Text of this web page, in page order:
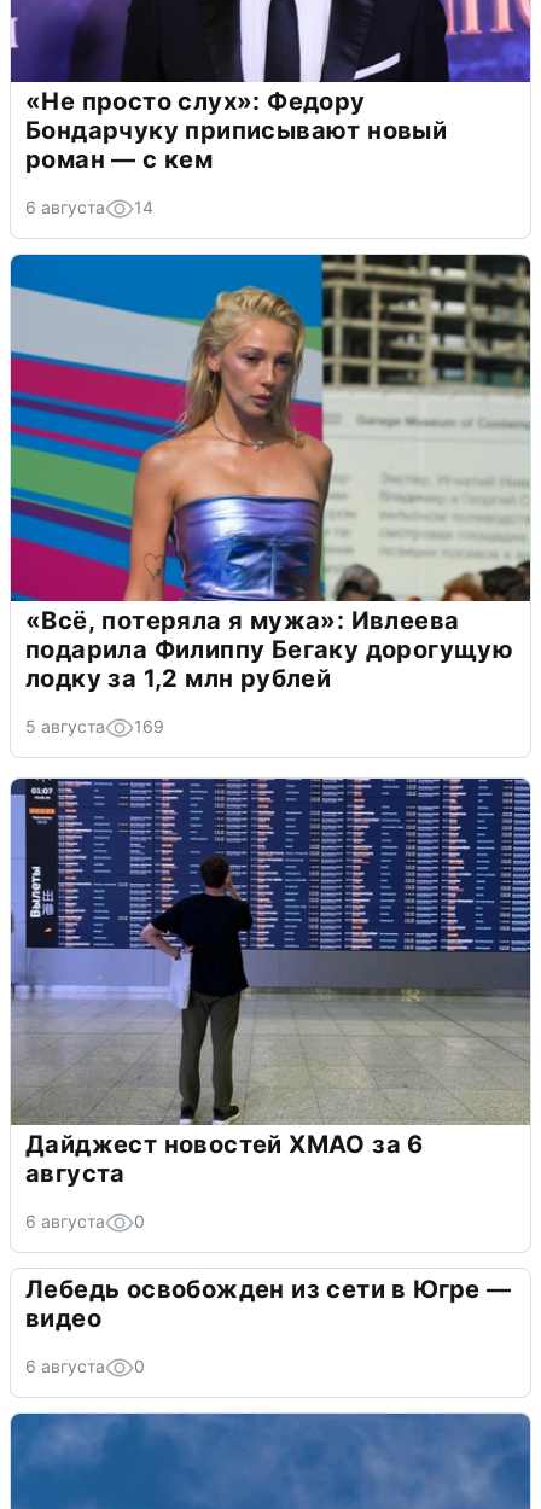
«Не просто слух»: Федору
Бондарчуку приписывают новый
роман — с кем
6 августа 14
«Всё, потеряла я мужа»: Ивлеева
подарила Филиппу Бегаку дорогущую
лодку за 1,2 млн рублей
5 августа 169
Дайджест новостей ХМАО за 6
августа
6 августа 0
Лебедь освобожден из сети в Югре —
видео
6 августа 0